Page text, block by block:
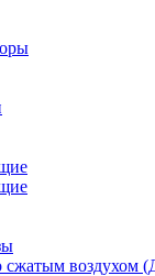
сжатым воздухом